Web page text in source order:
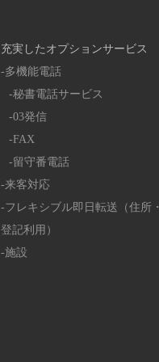
充実したオプションサービス
多機能電話
秘書電話サービス
03発信
FAX
留守番電話
来客対応
フレキシブル即日転送（住所・
登記利用）
施設